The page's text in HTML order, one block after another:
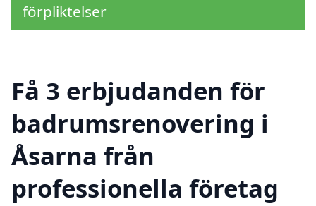
förpliktelser
Få 3 erbjudanden för
badrumsrenovering i
Åsarna från
professionella företag